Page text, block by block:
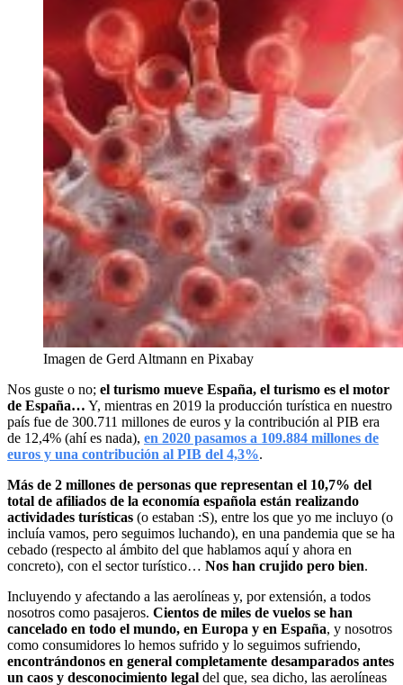
Imagen de Gerd Altmann en Pixabay
Nos guste o no; el turismo mueve España, el turismo es el motor
de España… Y, mientras en 2019 la producción turística en nuestro
país fue de 300.711 millones de euros y la contribución al PIB era
de 12,4% (ahí es nada), en 2020 pasamos a 109.884 millones de
euros y una contribución al PIB del 4,3%.
Más de 2 millones de personas que representan el 10,7% del
total de afiliados de la economía española están realizando
actividades turísticas (o estaban :S), entre los que yo me incluyo (o
incluía vamos, pero seguimos luchando), en una pandemia que se ha
cebado (respecto al ámbito del que hablamos aquí y ahora en
concreto), con el sector turístico… Nos han crujido pero bien.
Incluyendo y afectando a las aerolíneas y, por extensión, a todos
nosotros como pasajeros. Cientos de miles de vuelos se han
cancelado en todo el mundo, en Europa y en España, y nosotros
como consumidores lo hemos sufrido y lo seguimos sufriendo,
encontrándonos en general completamente desamparados antes
un caos y desconocimiento legal del que, sea dicho, las aerolíneas